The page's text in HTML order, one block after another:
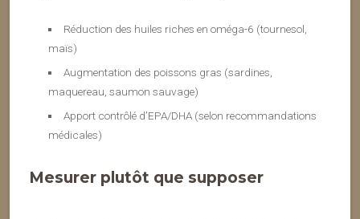
Réduction des huiles riches en oméga-6 (tournesol,
maïs)
Augmentation des poissons gras (sardines,
maquereau, saumon sauvage)
Apport contrôlé d’EPA/DHA (selon recommandations
médicales)
Mesurer plutôt que supposer